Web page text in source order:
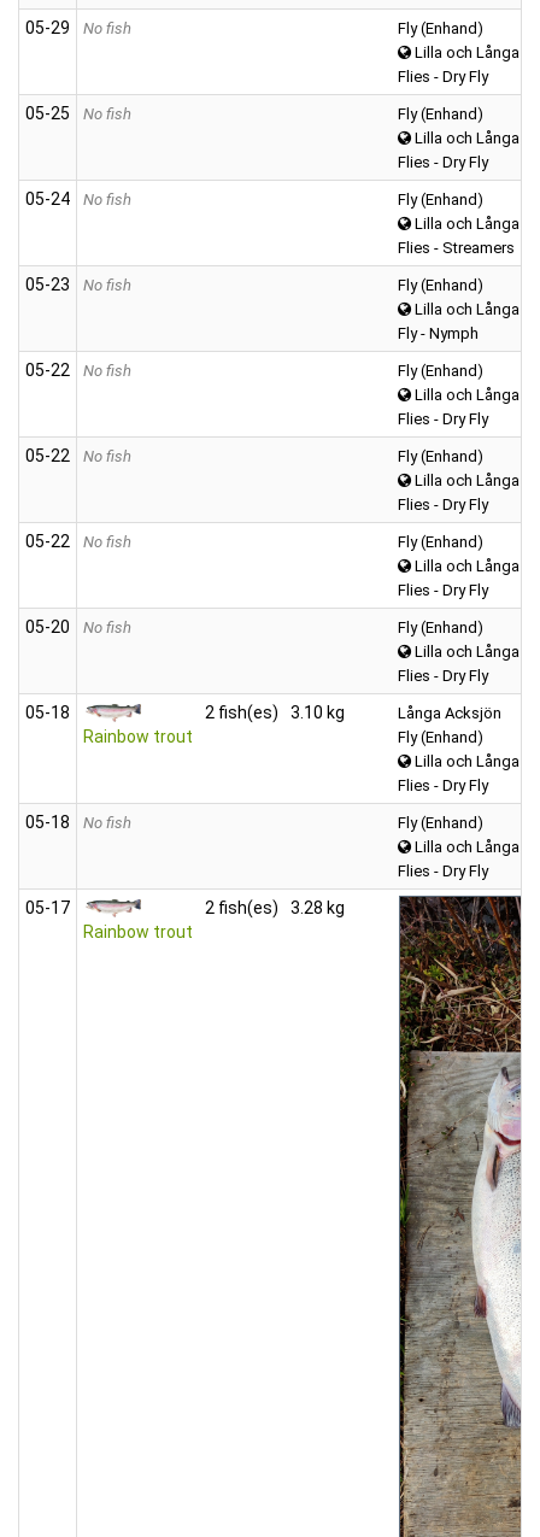
05‑29 No fish
Fly (Enhand)
Lilla och Långa
Flies - Dry Fly
05‑25 No fish
Fly (Enhand)
Lilla och Långa
Flies - Dry Fly
05‑24 No fish
Fly (Enhand)
Lilla och Långa
Flies - Streamers
05‑23 No fish
Fly (Enhand)
Lilla och Långa
Fly - Nymph
05‑22 No fish
Fly (Enhand)
Lilla och Långa
Flies - Dry Fly
05‑22 No fish
Fly (Enhand)
Lilla och Långa
Flies - Dry Fly
05‑22 No fish
Fly (Enhand)
Lilla och Långa
Flies - Dry Fly
05‑20 No fish
Fly (Enhand)
Lilla och Långa
Flies - Dry Fly
05‑18
Rainbow trout
2 fish(es) 3.10 kg
Långa Acksjön
Fly (Enhand)
Lilla och Långa
Flies - Dry Fly
05‑18 No fish
Fly (Enhand)
Lilla och Långa
Flies - Dry Fly
05‑17
Rainbow trout
2 fish(es) 3.28 kg